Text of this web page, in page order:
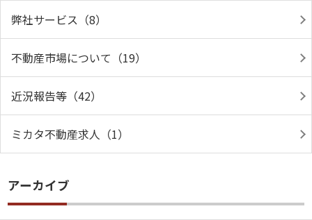
弊社サービス（8）
不動産市場について（19）
近況報告等（42）
ミカタ不動産求人（1）
アーカイブ